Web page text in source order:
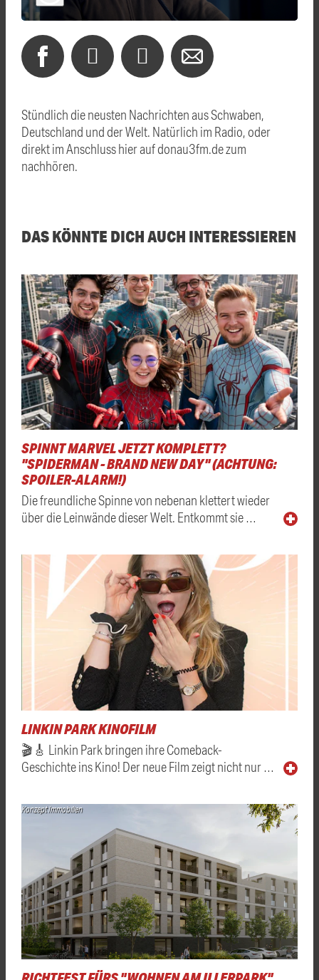
Stündlich die neusten Nachrichten aus Schwaben,
Deutschland und der Welt. Natürlich im Radio, oder
direkt im Anschluss hier auf donau3fm.de zum
nachhören.
DAS KÖNNTE DICH AUCH INTERESSIEREN
SPINNT MARVEL JETZT KOMPLETT?
"SPIDERMAN - BRAND NEW DAY" (ACHTUNG:
SPOILER-ALARM!)
Die freundliche Spinne von nebenan klettert wieder
über die Leinwände dieser Welt. Entkommt sie …
LINKIN PARK KINOFILM
🎬🎸 Linkin Park bringen ihre Comeback-
Geschichte ins Kino! Der neue Film zeigt nicht nur …
Konzept Immobilien